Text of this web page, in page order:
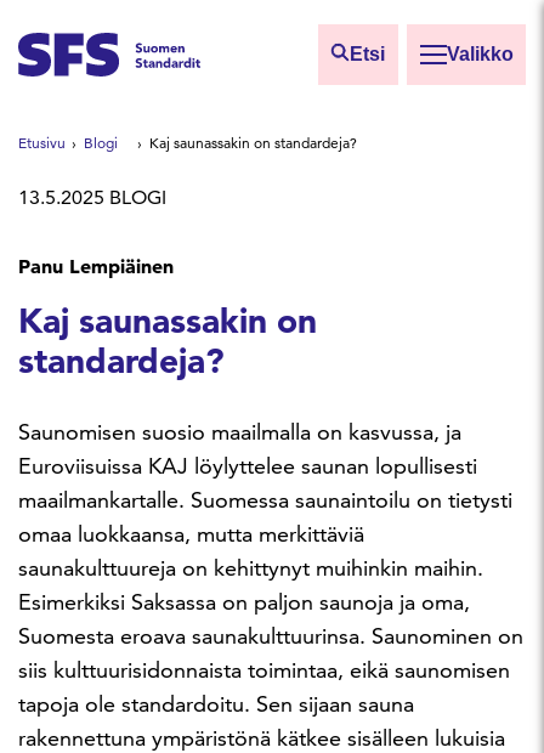
Etsi Valikko
Etsi sivuilta
Hae hakutermillä
Etusivu Blogi Kaj saunassakin on standardeja?
13.5.2025 BLOGI
Panu Lempiäinen
Kaj saunassakin on
standardeja?
Saunomisen suosio maailmalla on kasvussa, ja
Euroviisuissa KAJ löylyttelee saunan lopullisesti
maailmankartalle. Suomessa saunaintoilu on tietysti
omaa luokkaansa, mutta merkittäviä
saunakulttuureja on kehittynyt muihinkin maihin.
Esimerkiksi Saksassa on paljon saunoja ja oma,
Suomesta eroava saunakulttuurinsa. Saunominen on
siis kulttuurisidonnaista toimintaa, eikä saunomisen
tapoja ole standardoitu. Sen sijaan sauna
rakennettuna ympäristönä kätkee sisälleen lukuisia